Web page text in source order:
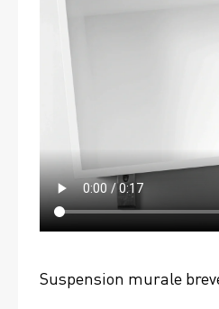
Suspension murale